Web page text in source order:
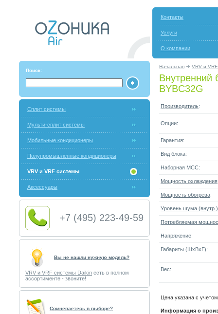
Контакты
Услуги
О компании
Поиск:
Начальная VRV и
Внутренний
BYBC32G
Сплит системы
Мульти-сплит системы
Мобильные кондиционеры
Полупромышленные кондиционеры
VRV и VRF системы
Аксессуары
+7 (495) 223-49-59
Вы не нашли нужную модель?
VRV и VRF системы Daikin есть в полном
ассортименте - звоните!
Cомневаетесь в выборе?
Производитель:
Опции:
Гарантия:
Вид блока:
Наборная МСС:
Мощность охлаждения
Мощность обогрева:
Уровень шума (внутр.)
Потребляемая
Напряжение:
Габариты (ШxВxГ):
Вес:
Цена указана с
Информация о